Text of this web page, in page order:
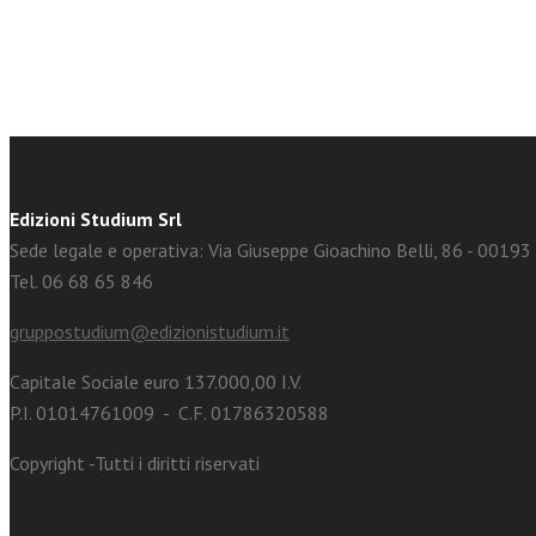
Edizioni Studium Srl
Sede legale e operativa: Via Giuseppe Gioachino Belli, 86 - 00193
Tel. 06 68 65 846
gruppostudium@edizionistudium.it
Capitale Sociale euro 137.000,00 I.V.
P.I. 01014761009 - C.F. 01786320588
Copyright -Tutti i diritti riservati